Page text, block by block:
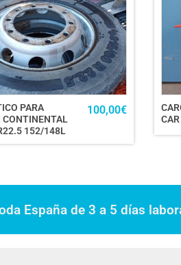
PARA
CONTINENTAL
152/148L
100,00€
España de 3 a 5 días